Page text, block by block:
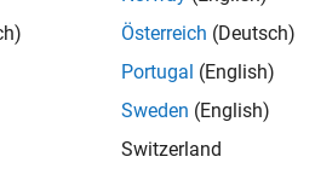
Österreich (Deutsch)
Portugal (English)
Sweden (English)
Switzerland